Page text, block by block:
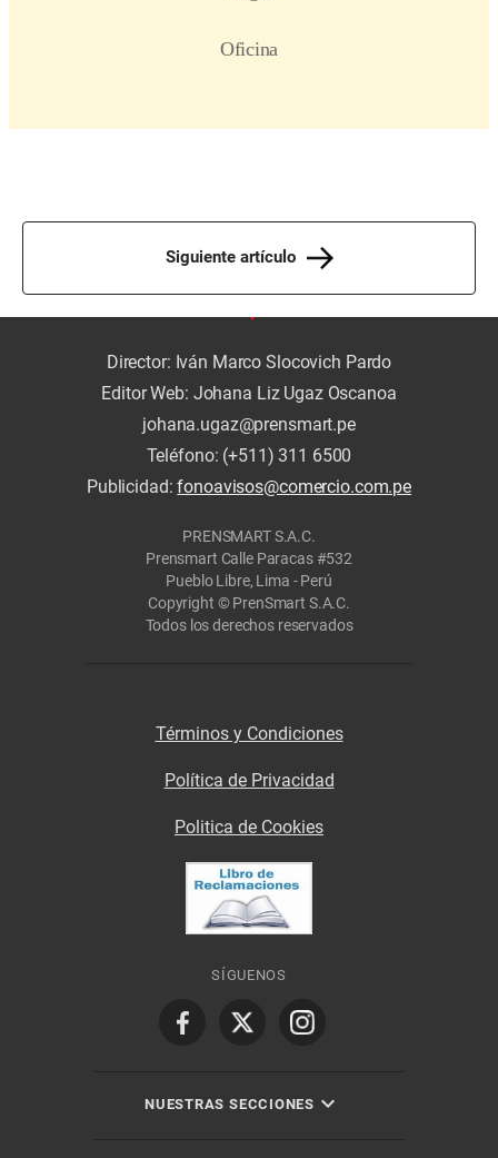
Siguiente artículo
Director: Iván Marco Slocovich Pardo
Editor Web: Johana Liz Ugaz Oscanoa
johana.ugaz@prensmart.pe
Teléfono: (+511) 311 6500
Publicidad:fonoavisos@comercio.com.pe
PRENSMART S.A.C.
Prensmart Calle Paracas #532
Pueblo Libre, Lima - Perú
Copyright © PrenSmart S.A.C.
Todos los derechos reservados
Términos y Condiciones
Política de Privacidad
Politica de Cookies
SÍGUENOS
NUESTRAS SECCIONES